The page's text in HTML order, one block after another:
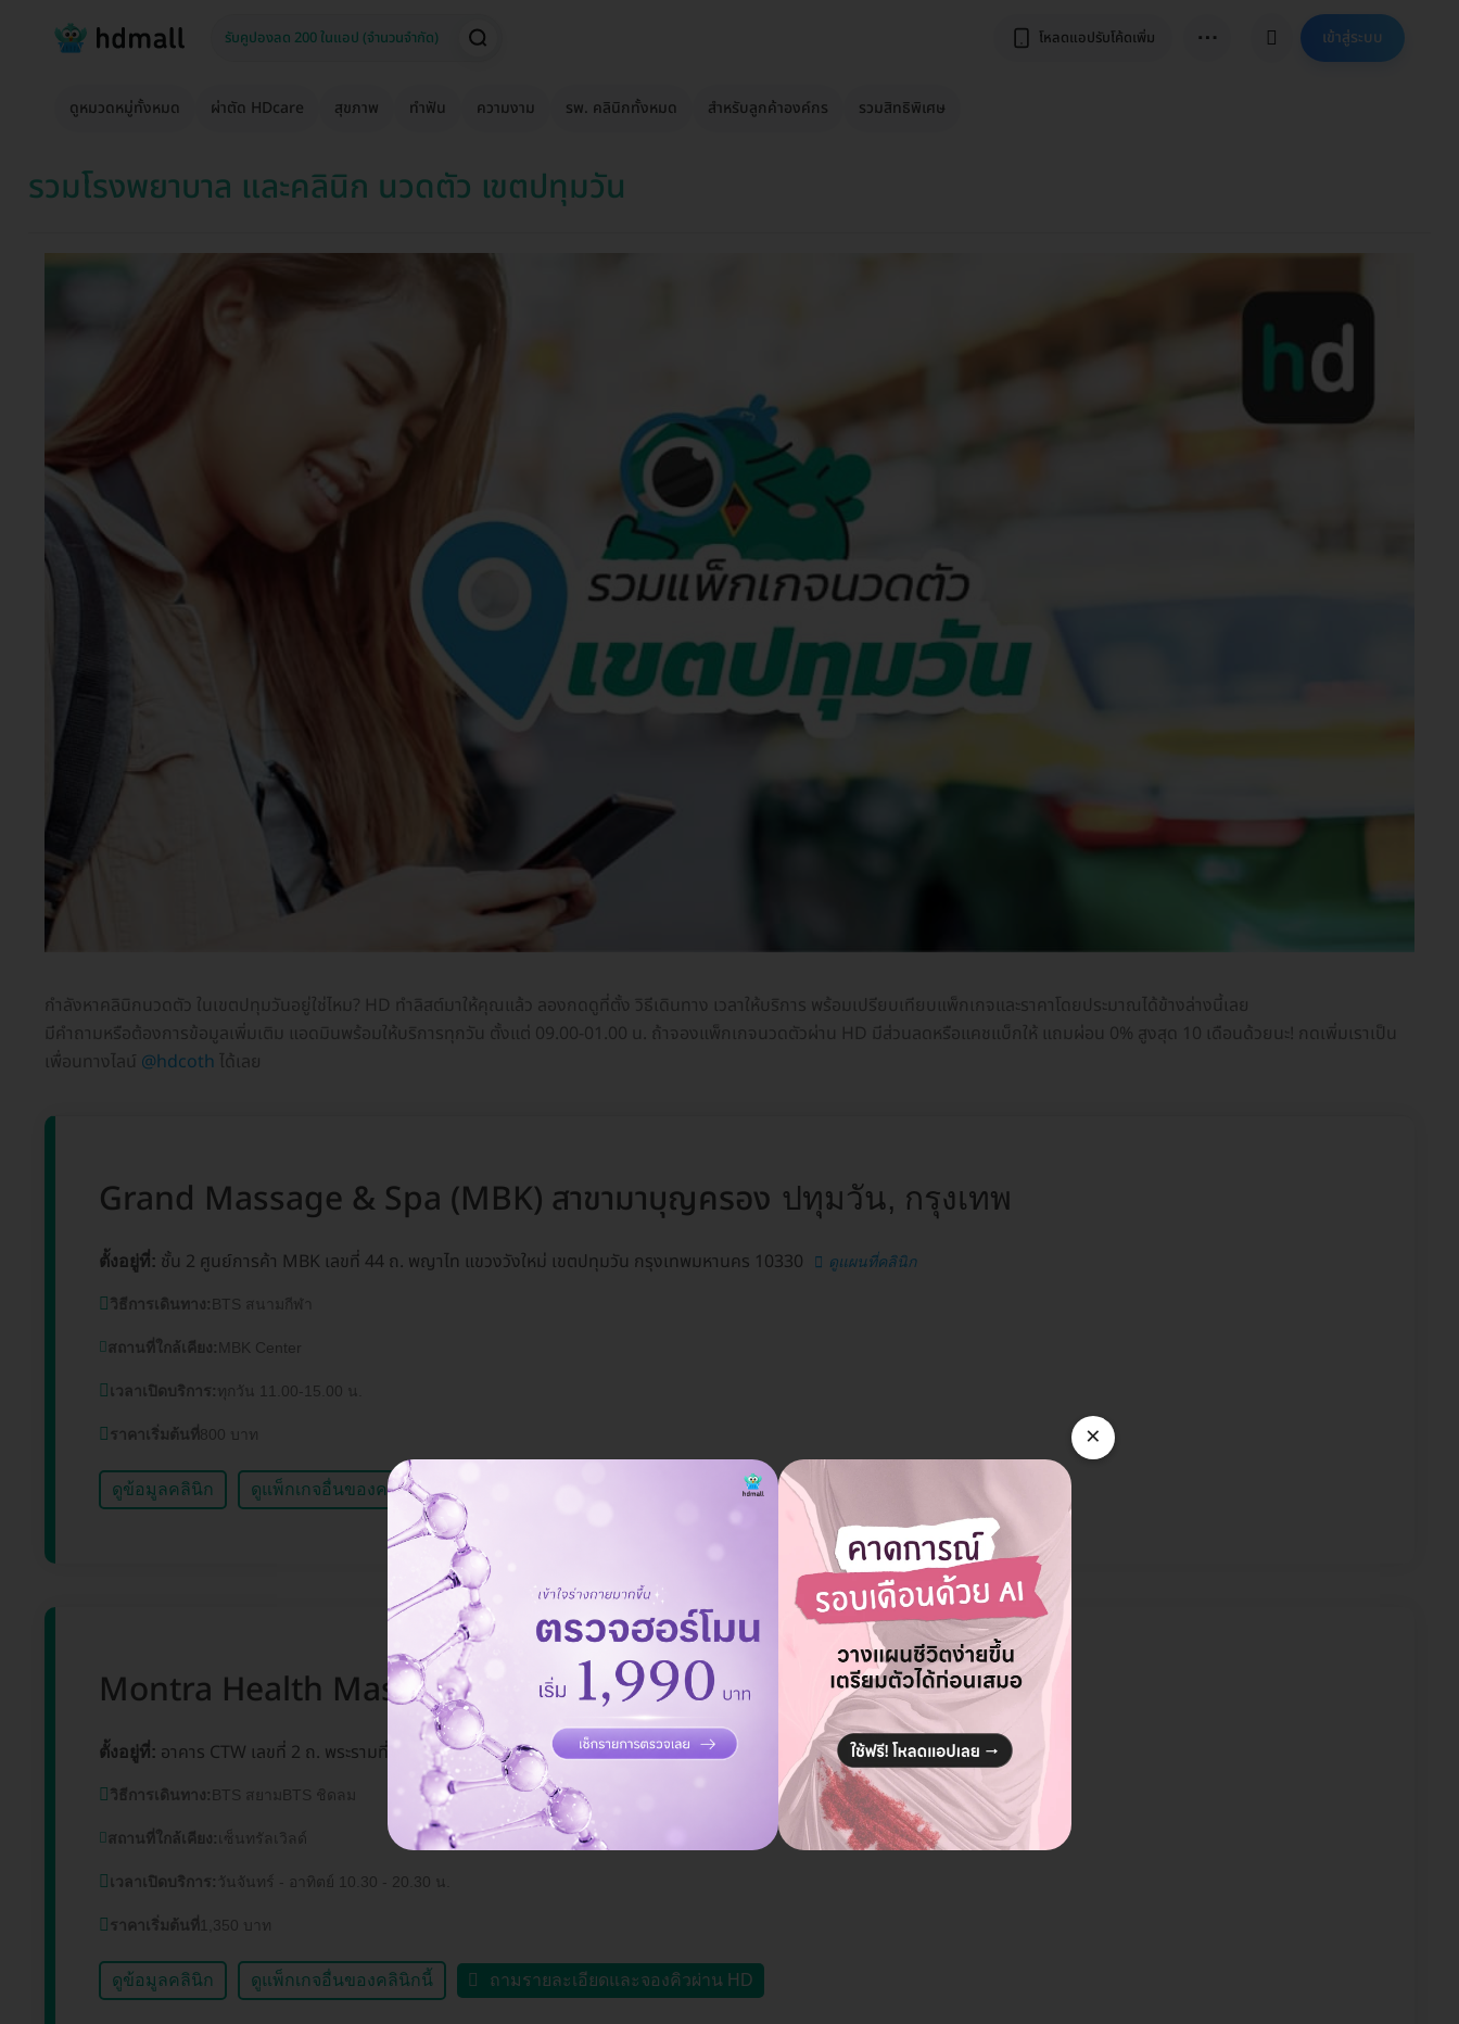
โหลดแอปรับโค้ดเพิ่ม ⋯ เข้าสู่ระบบ
ดูหมวดหมู่ทั้งหมด ผ่าตัด HDcare สุขภาพ ทำฟัน ความงาม รพ. คลินิกทั้งหมด สำหรับลูกค้าองค์กร รวมสิทธิพิเศษ
รวมโรงพยาบาล และคลินิก นวดตัว เขตปทุมวัน
กำลังหาคลินิกนวดตัว ในเขตปทุมวันอยู่ใช่ไหม? HD ทำลิสต์มาให้คุณแล้ว ลองกดดูที่ตั้ง วิธีเดินทาง เวลาให้บริการ พร้อมเปรียบเทียบแพ็กเกจและราคาโดยประมาณได้ข้างล่างนี้เลย
มีคำถามหรือต้องการข้อมูลเพิ่มเติม แอดมินพร้อมให้บริการทุกวัน ตั้งแต่ 09.00-01.00 น. ถ้าจองแพ็กเกจนวดตัวผ่าน HD มีส่วนลดหรือแคชแบ็กให้ แถมผ่อน 0% สูงสุด 10 เดือนด้วยนะ! กดเพิ่มเราเป็น
เพื่อนทางไลน์ @hdcoth ได้เลย
Grand Massage & Spa (MBK) สาขามาบุญครอง ปทุมวัน, กรุงเทพ
ตั้งอยู่ที่: ชั้น 2 ศูนย์การค้า MBK เลขที่ 44 ถ. พญาไท แขวงวังใหม่ เขตปทุมวัน กรุงเทพมหานคร 10330 ดูแผนที่คลินิก
วิธีการเดินทาง: BTS สนามกีฬา
สถานที่ใกล้เคียง: MBK Center
เวลาเปิดบริการ: ทุกวัน 11.00-15.00 น.
ราคาเริ่มต้นที่800 บาท
ดูข้อมูลคลินิก ดูแพ็กเกจอื่นของคลินิกนี้ ถามรายละเอียดและจองคิวผ่าน HD
Montra Health Massage สาขาเซ็นทรัลเวิลด์ ปทุมวัน, กรุงเทพ
ตั้งอยู่ที่: อาคาร CTW เลขที่ 2 ถ. พระรามที่ 1 แขวงปทุมวัน เขตปทุมวัน กรุงเทพมหานคร 10330 ดูแผนที่คลินิก
วิธีการเดินทาง: BTS สยามBTS ชิดลม
สถานที่ใกล้เคียง: เซ็นทรัลเวิลด์
เวลาเปิดบริการ: วันจันทร์ - อาทิตย์ 10.30 - 20.30 น.
ราคาเริ่มต้นที่ 1,350 บาท
ดูข้อมูลคลินิก ดูแพ็กเกจอื่นของคลินิกนี้ ถามรายละเอียดและจองคิวผ่าน HD
×